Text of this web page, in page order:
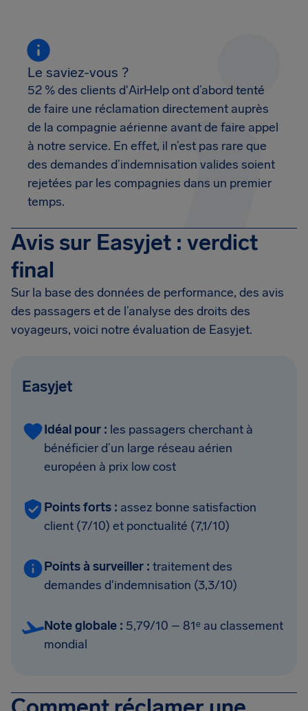
Le saviez-vous ?
52 % des clients d'AirHelp ont d’abord tenté
de faire une réclamation directement auprès
de la compagnie aérienne avant de faire appel
à notre service. En effet, il n’est pas rare que
des demandes d’indemnisation valides soient
rejetées par les compagnies dans un premier
temps.
Avis sur Easyjet : verdict
final
Sur la base des données de performance, des avis
des passagers et de l’analyse des droits des
voyageurs, voici notre évaluation de Easyjet.
Easyjet
Idéal pour : les passagers cherchant à
bénéficier d’un large réseau aérien
européen à prix low cost
Points forts : assez bonne satisfaction
client (7/10) et ponctualité (7,1/10)
Points à surveiller : traitement des
demandes d'indemnisation (3,3/10)
Note globale : 5,79/10 – 81ᵉ au classement
mondial